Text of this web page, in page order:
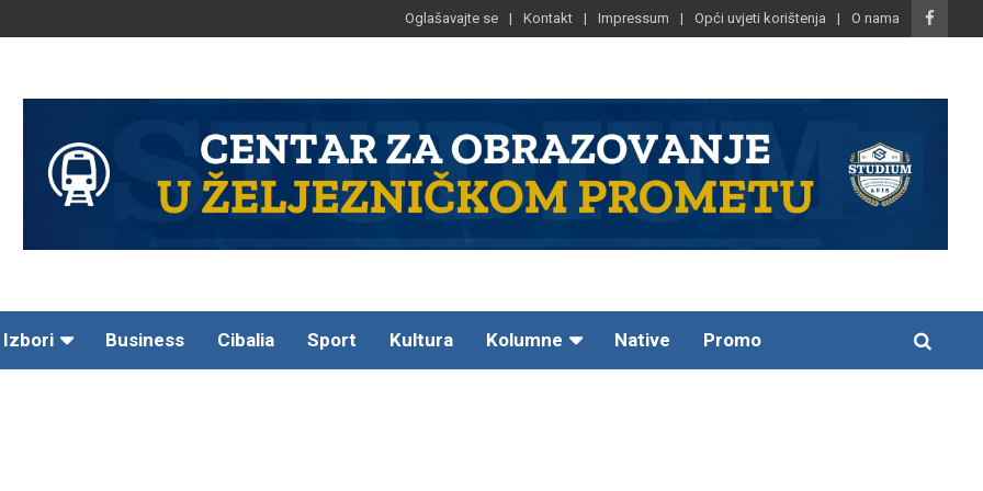
Oglašavajte se Kontakt Impressum Opći uvjeti korištenja O nama
Izbori Business Cibalia Sport Kultura Kolumne Native Promo